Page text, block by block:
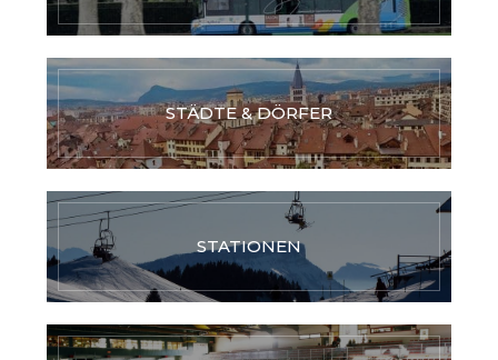
STÄDTE & DÖRFER
STATIONEN